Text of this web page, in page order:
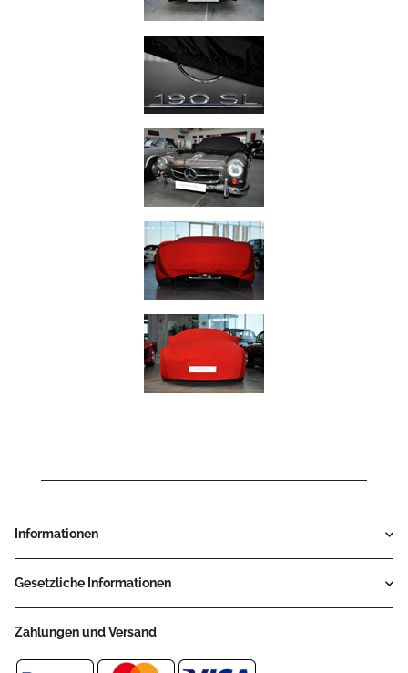
Informationen
Gesetzliche Informationen
Zahlungen und Versand